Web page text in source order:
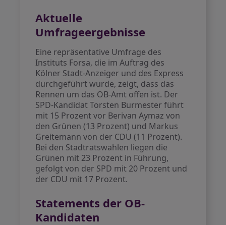
Aktuelle
Umfrageergebnisse
Eine repräsentative Umfrage des
Instituts Forsa, die im Auftrag des
Kölner Stadt-Anzeiger und des Express
durchgeführt wurde, zeigt, dass das
Rennen um das OB-Amt offen ist. Der
SPD-Kandidat Torsten Burmester führt
mit 15 Prozent vor Berivan Aymaz von
den Grünen (13 Prozent) und Markus
Greitemann von der CDU (11 Prozent).
Bei den Stadtratswahlen liegen die
Grünen mit 23 Prozent in Führung,
gefolgt von der SPD mit 20 Prozent und
der CDU mit 17 Prozent.
Statements der OB-
Kandidaten